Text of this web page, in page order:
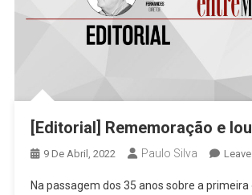
[Editorial] Rememoração e
9 De Abril, 2022 Paulo Silva
Na passagem dos 35 anos sobre a